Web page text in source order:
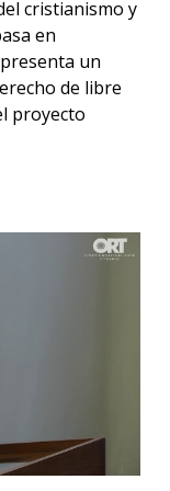
cristianismo y
en
un
de libre
proyecto